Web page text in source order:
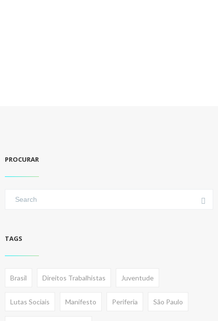
PROCURAR
TAGS
Brasil Direitos Trabalhistas Juventude
Lutas Sociais Manifesto Periferia São Paulo